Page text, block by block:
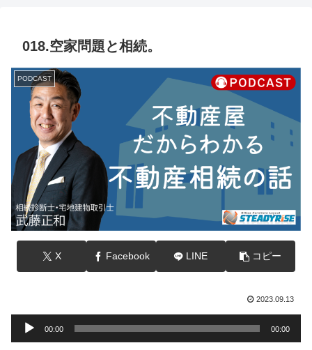
018.空家問題と相続。
PODCAST
X Facebook LINE コピー
2023.09.13
声
00:00 00:00